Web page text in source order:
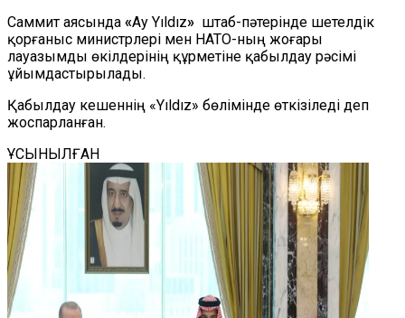
Саммит аясында «Ay Yıldız» штаб-пәтерінде шетелдік
қорғаныс министрлері мен НАТО-ның жоғары
лауазымды өкілдерінің құрметіне қабылдау рәсімі
ұйымдастырылады.
Қабылдау кешеннің «Yıldız» бөлімінде өткізіледі деп
жоспарланған.
ҰСЫНЫЛҒАН